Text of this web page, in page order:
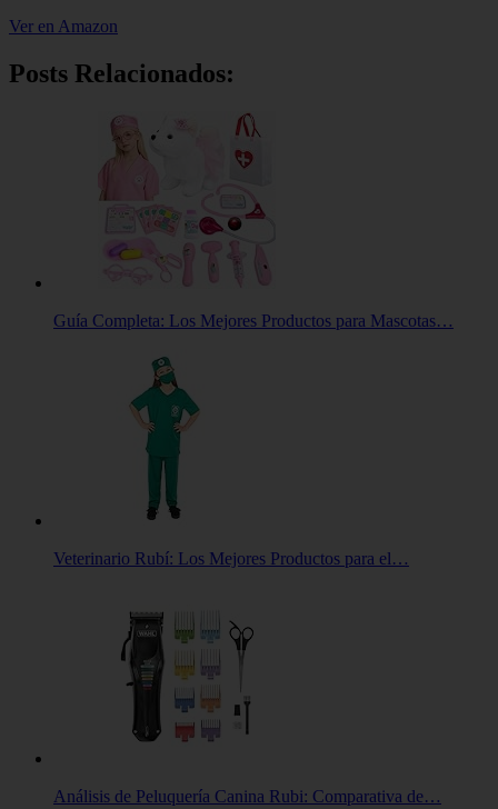
Ver en Amazon
Posts Relacionados:
Guía Completa: Los Mejores Productos para Mascotas…
Veterinario Rubí: Los Mejores Productos para el…
Análisis de Peluquería Canina Rubi: Comparativa de…